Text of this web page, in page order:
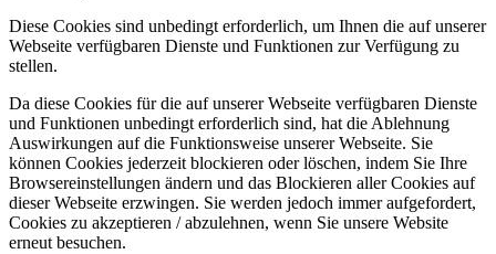
Diese Cookies sind unbedingt erforderlich, um Ihnen die auf unserer
Webseite verfügbaren Dienste und Funktionen zur Verfügung zu
stellen.
Da diese Cookies für die auf unserer Webseite verfügbaren Dienste
und Funktionen unbedingt erforderlich sind, hat die Ablehnung
Auswirkungen auf die Funktionsweise unserer Webseite. Sie
können Cookies jederzeit blockieren oder löschen, indem Sie Ihre
Browsereinstellungen ändern und das Blockieren aller Cookies auf
dieser Webseite erzwingen. Sie werden jedoch immer aufgefordert,
Cookies zu akzeptieren / abzulehnen, wenn Sie unsere Website
erneut besuchen.